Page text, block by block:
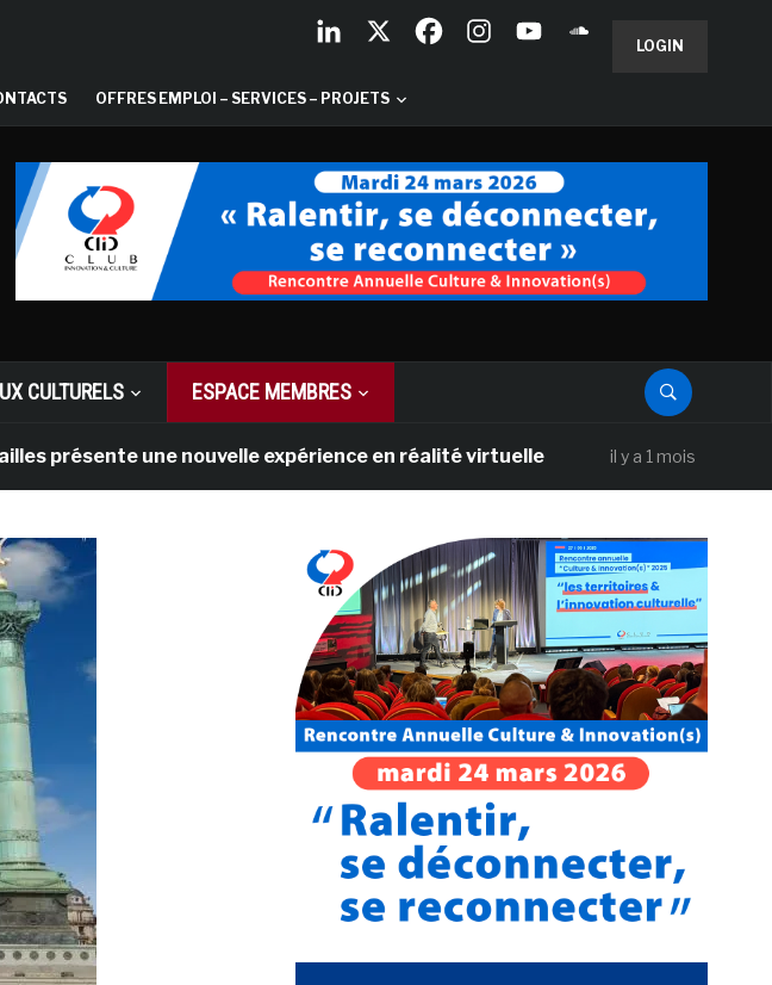
LOGIN
OFFRES EMPLOI – SERVICES – PROJETS
CULTURELS ESPACE MEMBRES
une nouvelle expérience en réalité virtuelle il y a 1 mois Les Galeries